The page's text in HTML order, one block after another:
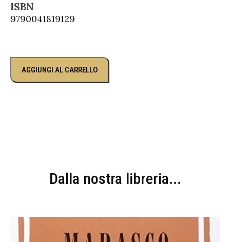
ISBN
9790041819129
AGGIUNGI AL CARRELLO
Dalla nostra libreria...